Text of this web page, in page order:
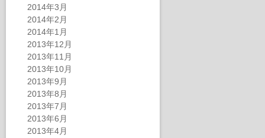
2014年3月
2014年2月
2014年1月
2013年12月
2013年11月
2013年10月
2013年9月
2013年8月
2013年7月
2013年6月
2013年4月